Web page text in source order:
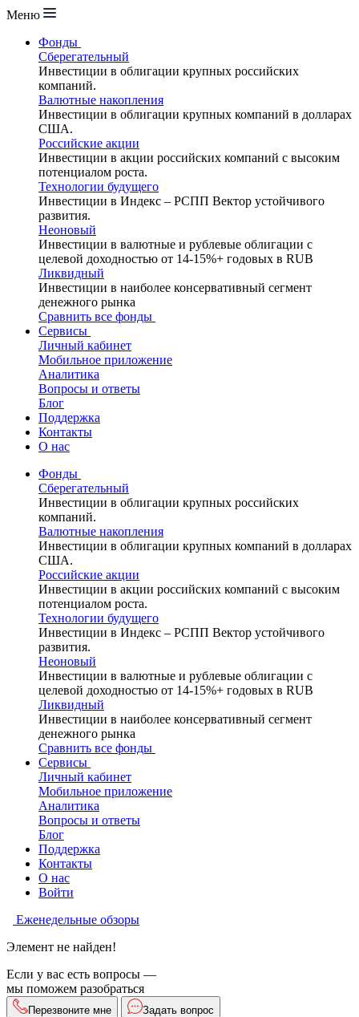
Меню
Фонды
Сберегательный
Инвестиции в облигации крупных российских
компаний.
Валютные накопления
Инвестиции в облигации крупных компаний в долларах
США.
Российские акции
Инвестиции в акции российских компаний с высоким
потенциалом роста.
Технологии будущего
Инвестиции в Индекс – РСПП Вектор устойчивого
развития.
Неоновый
Инвестиции в валютные и рублевые облигации с
целевой доходностью от 14-15%+ годовых в RUB
Ликвидный
Инвестиции в наиболее консервативный сегмент
денежного рынка
Сравнить все фонды
Сервисы
Личный кабинет
Мобильное приложение
Аналитика
Вопросы и ответы
Блог
Поддержка
Контакты
О нас
Фонды
Сберегательный
Инвестиции в облигации крупных российских
компаний.
Валютные накопления
Инвестиции в облигации крупных компаний в долларах
США.
Российские акции
Инвестиции в акции российских компаний с высоким
потенциалом роста.
Технологии будущего
Инвестиции в Индекс – РСПП Вектор устойчивого
развития.
Неоновый
Инвестиции в валютные и рублевые облигации с
целевой доходностью от 14-15%+ годовых в RUB
Ликвидный
Инвестиции в наиболее консервативный сегмент
денежного рынка
Сравнить все фонды
Сервисы
Личный кабинет
Мобильное приложение
Аналитика
Вопросы и ответы
Блог
Поддержка
Контакты
О нас
Войти
Еженедельные обзоры
Элемент не найден!
Если у вас есть вопросы —
мы поможем разобраться
Перезвоните мне Задать вопрос